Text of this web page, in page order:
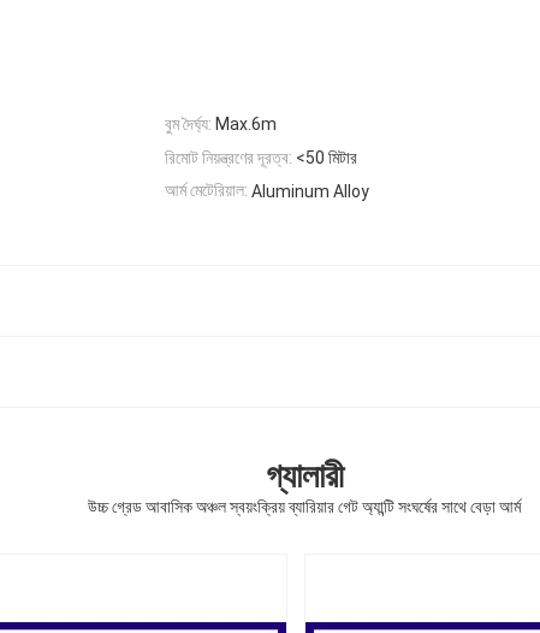
বুম দৈর্ঘ্য: Max.6m
রিমোট নিয়ন্ত্রণের দূরত্ব: <50 মিটার
আর্ম মেটেরিয়াল: Aluminum Alloy
গ্যালারী
উচ্চ গ্রেড আবাসিক অঞ্চল স্বয়ংক্রিয় ব্যারিয়ার গেট অ্যান্টি সংঘর্ষের সাথে বেড়া আর্ম